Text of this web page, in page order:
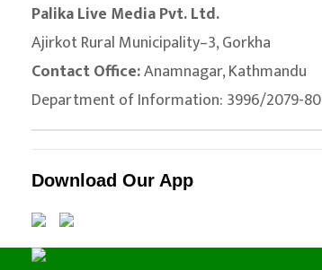
Palika Live Media Pvt. Ltd.
Ajirkot Rural Municipality–3, Gorkha
Contact Office:Anamnagar, Kathmandu
Department of Information: 3996/2079-80
Download Our App